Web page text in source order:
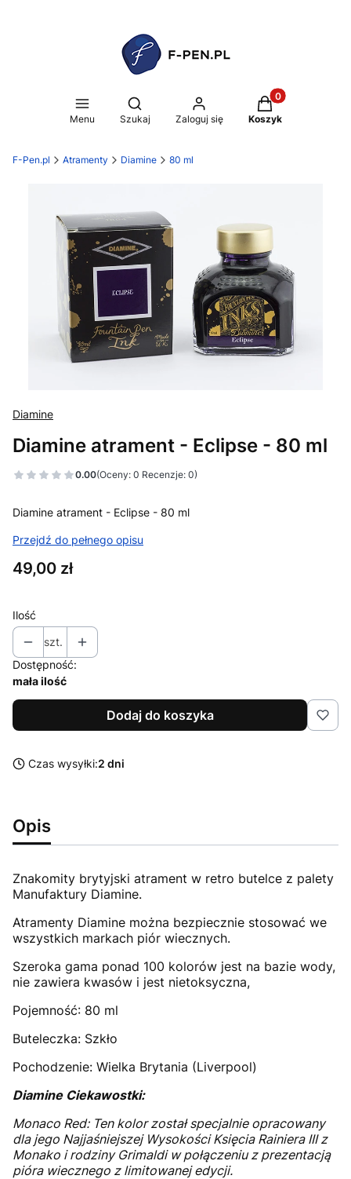
Menu
Otwórz wyszukiwarkę
Szukaj Zaloguj się
Produkty w
Koszyk
F-Pen.pl Atramenty Diamine 80 ml
Diamine
Diamine atrament - Eclipse - 80 ml
0.00(Oceny: 0 Recenzje: 0)
Diamine atrament - Eclipse - 80 ml
Przejdź do pełnego opisu
Cena
49,00 zł
Ilość
szt.
Dostępność:
mała ilość
Dodaj do koszyka
Czas wysyłki:2 dni
Opis
Znakomity brytyjski atrament w retro butelce z palety
Manufaktury Diamine.
Atramenty Diamine można bezpiecznie stosować we
wszystkich markach piór wiecznych.
Szeroka gama ponad 100 kolorów jest na bazie wody,
nie zawiera kwasów i jest nietoksyczna,
Pojemność: 80 ml
Buteleczka: Szkło
Pochodzenie: Wielka Brytania (Liverpool)
Diamine Ciekawostki:
Monaco Red: Ten kolor został specjalnie opracowany
dla jego Najjaśniejszej Wysokości Księcia Rainiera III z
Monako i rodziny Grimaldi w połączeniu z prezentacją
pióra wiecznego z limitowanej edycji.